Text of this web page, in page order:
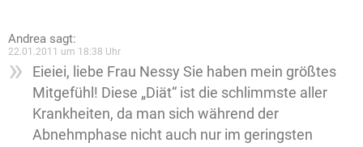
Andrea sagt:
22.01.2011 um 18:38 Uhr
Eieiei, liebe Frau Nessy Sie haben mein größtes
Mitgefühl! Diese „Diät“ ist die schlimmste aller
Krankheiten, da man sich während der
Abnehmphase nicht auch nur im geringsten